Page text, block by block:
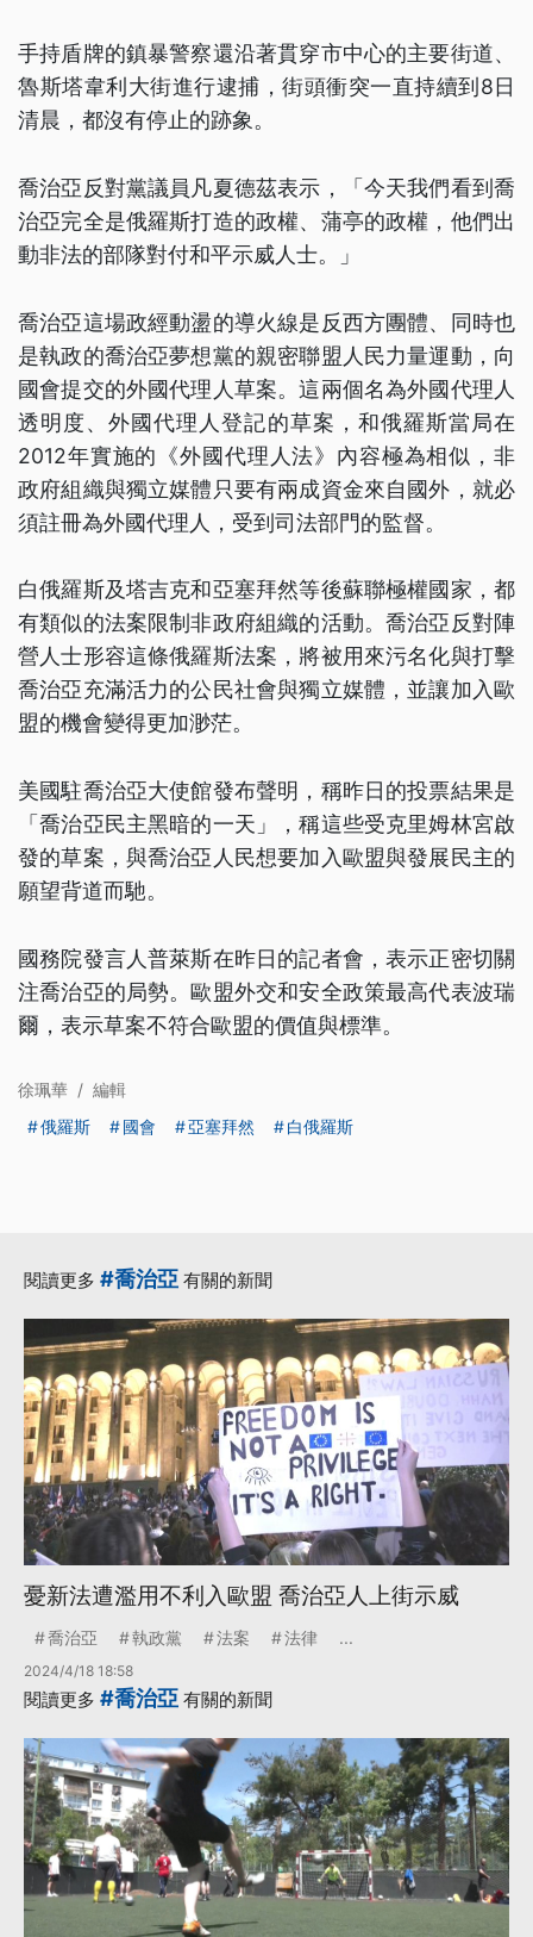
手持盾牌的鎮暴警察還沿著貫穿市中心的主要街道、
魯斯塔韋利大街進行逮捕，街頭衝突一直持續到8日
清晨，都沒有停止的跡象。
喬治亞反對黨議員凡夏德茲表示，「今天我們看到喬
治亞完全是俄羅斯打造的政權、蒲亭的政權，他們出
動非法的部隊對付和平示威人士。」
喬治亞這場政經動盪的導火線是反西方團體、同時也
是執政的喬治亞夢想黨的親密聯盟人民力量運動，向
國會提交的外國代理人草案。這兩個名為外國代理人
透明度、外國代理人登記的草案，和俄羅斯當局在
2012年實施的《外國代理人法》內容極為相似，非
政府組織與獨立媒體只要有兩成資金來自國外，就必
須註冊為外國代理人，受到司法部門的監督。
白俄羅斯及塔吉克和亞塞拜然等後蘇聯極權國家，都
有類似的法案限制非政府組織的活動。喬治亞反對陣
營人士形容這條俄羅斯法案，將被用來污名化與打擊
喬治亞充滿活力的公民社會與獨立媒體，並讓加入歐
盟的機會變得更加渺茫。
美國駐喬治亞大使館發布聲明，稱昨日的投票結果是
「喬治亞民主黑暗的一天」，稱這些受克里姆林宮啟
發的草案，與喬治亞人民想要加入歐盟與發展民主的
願望背道而馳。
國務院發言人普萊斯在昨日的記者會，表示正密切關
注喬治亞的局勢。歐盟外交和安全政策最高代表波瑞
爾，表示草案不符合歐盟的價值與標準。
徐珮華 / 編輯
俄羅斯
國會 亞塞拜然 白俄羅斯
閱讀更多 #喬治亞 有關的新聞
憂新法遭濫用不利入歐盟 喬治亞人上街示威
喬治亞 執政黨 法案 法律 ...
2024/4/18 18:58
閱讀更多 #喬治亞 有關的新聞